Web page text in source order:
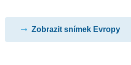
Zobrazit snímek Evropy